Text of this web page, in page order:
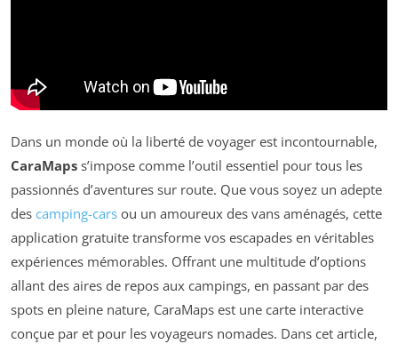
Dans un monde où la liberté de voyager est incontournable,
CaraMaps s’impose comme l’outil essentiel pour tous les
passionnés d’aventures sur route. Que vous soyez un adepte
des camping-cars ou un amoureux des vans aménagés, cette
application gratuite transforme vos escapades en véritables
expériences mémorables. Offrant une multitude d’options
allant des aires de repos aux campings, en passant par des
spots en pleine nature, CaraMaps est une carte interactive
conçue par et pour les voyageurs nomades. Dans cet article,